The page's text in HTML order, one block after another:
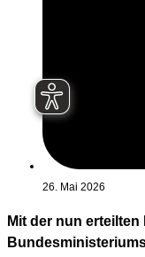
26. Mai 2026
Mit der nun